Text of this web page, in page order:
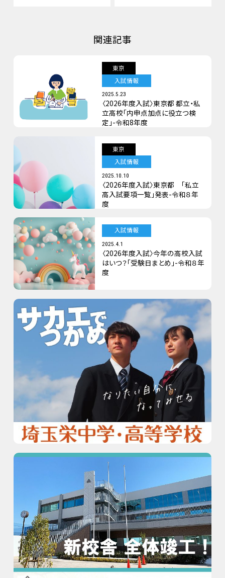
関連記事
東京
入試情報
2025.5.23
〈2026年度入試〉東京都 都立・私
立高校「内申点加点に役立つ検
定」-令和8年度
東京
入試情報
2025.10.10
〈2026年度入試〉東京都 「私立
高入試要項一覧」発表-令和８年
度
入試情報
2025.4.1
〈2026年度入試〉今年の高校入試
はいつ？「受験日まとめ」-令和８年
度